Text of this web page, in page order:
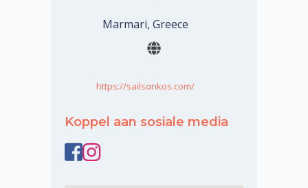
Marmari, Greece
https://sailsonkos.com/
Koppel aan sosiale media